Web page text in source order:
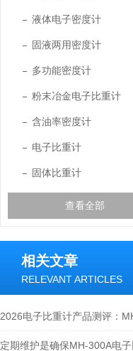
液体电子密度计
固液两用密度计
多功能密度计
粉末冶金电子比重计
含油率密度计
电子比重计
固体比重计
查看全部
相关文章
RELEVANT ARTICLES